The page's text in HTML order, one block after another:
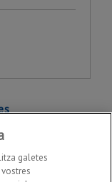
galetes